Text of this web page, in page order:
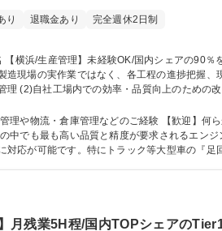
り 退職金あり 完全週休2日制
現場の実作業ではなく、各工程の進捗把握、
理 (2)自社工場内での効率・品質向上のため
見立て直し、期日に向けたマネジメントが必要です
％を占める自動車部品メーカー
理や物流・倉庫管理などのご経験 【歓迎】何
対応が可能です。特にトラック等大型車の『
月残業5H程/国内TOPシェアの